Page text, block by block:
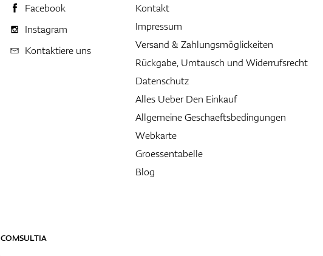
Facebook
Instagram
Kontaktiere uns
Kontakt
Impressum
Versand & Zahlungsmöglickeiten
Rückgabe, Umtausch und Widerrufsrecht
Datenschutz
Alles Ueber Den Einkauf
Allgemeine Geschaeftsbedingungen
Webkarte
Groessentabelle
Blog
COMSULTIA